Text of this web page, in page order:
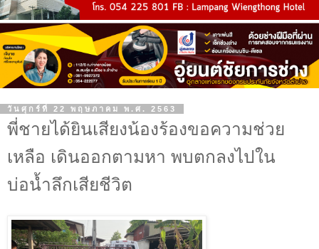
วันศุกร์ที่ 22 พฤษภาคม พ.ศ. 2563
พี่ชายได้ยินเสียงน้องร้องขอความช่วย
เหลือ เดินออกตามหา พบตกลงไปใน
บ่อน้ำลึกเสียชีวิต